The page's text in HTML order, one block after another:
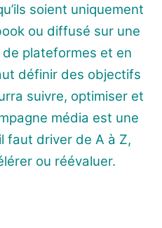
soient uniquement
ou diffusé sur une
plateformes et en
définir des objectifs
suivre, optimiser et
média est une
faut driver de A à Z,
ou réévaluer.